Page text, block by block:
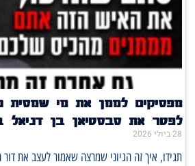
מפסיקים לממן את מי שמסית
לפטר את סבסטיאן בן דניאל
28 ביולי 2026
תגידו, איך זה הגיוני שמרצה שאמור לעצב את